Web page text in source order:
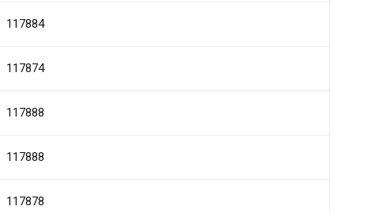
117884
117874
117888
117888
117878